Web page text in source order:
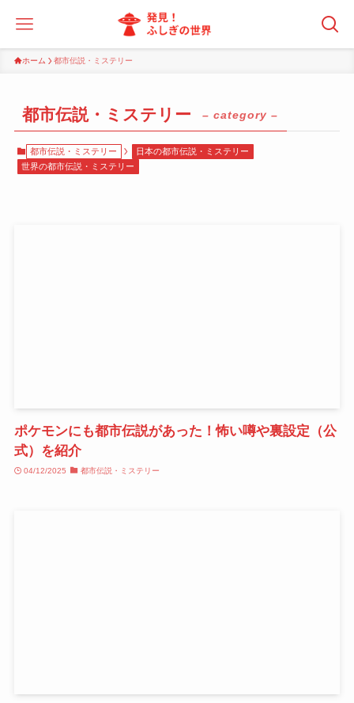
ホーム 都市伝説・ミステリー
都市伝説・ミステリー – category –
都市伝説・ミステリー
日本の都市伝説・ミステリー
世界の都市伝説・ミステリー
ポケモンにも都市伝説があった！怖い噂や裏設定（公
式）を紹介
04/12/2025 都市伝説・ミステリー